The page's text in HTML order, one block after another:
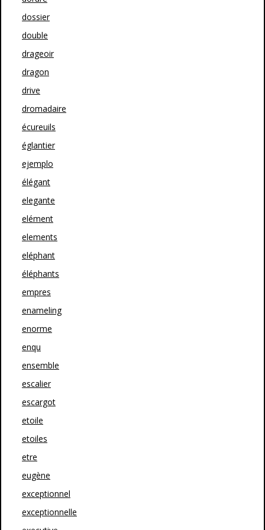
dossier
double
drageoir
dragon
drive
dromadaire
écureuils
églantier
ejemplo
élégant
elegante
elément
elements
eléphant
éléphants
empres
enameling
enorme
enqu
ensemble
escalier
escargot
etoile
etoiles
etre
eugène
exceptionnel
exceptionnelle